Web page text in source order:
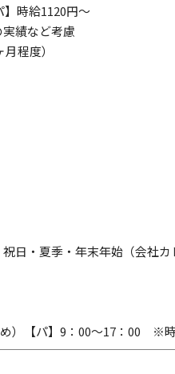
時給1120円～
績など考慮
程度）
日・夏季・年末年始（会社カ
）【パ】9：00～17：00 ※